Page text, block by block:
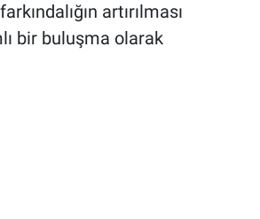
artırılması
bir buluşma olarak